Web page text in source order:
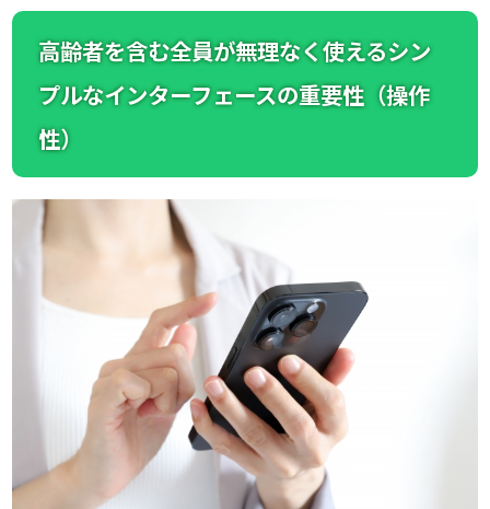
高齢者を含む全員が無理なく使えるシン
プルなインターフェースの重要性（操作
性）